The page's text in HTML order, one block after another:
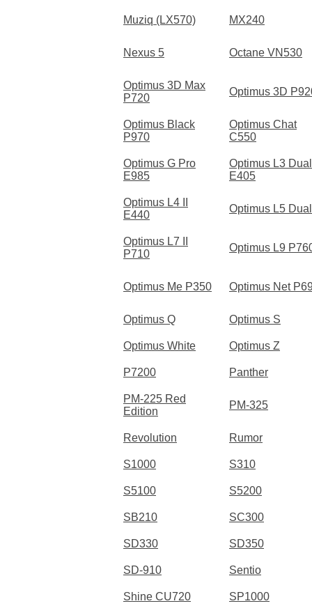
Muziq (LX570) MX240
Nexus 5 Octane VN530
Optimus 3D Max
P720
Optimus 3D
Optimus Black
P970
Optimus Chat
C550
Optimus G Pro
E985
Optimus L3 Dual
E405
Optimus L4 II
E440
Optimus L5 Dual
Optimus L7 II
P710
Optimus L9
Optimus Me P350 Optimus Net
Optimus Q Optimus S
Optimus White Optimus Z
P7200 Panther
PM-225 Red
Edition
PM-325
Revolution Rumor
S1000 S310
S5100 S5200
SB210 SC300
SD330 SD350
SD-910 Sentio
Shine CU720 SP1000